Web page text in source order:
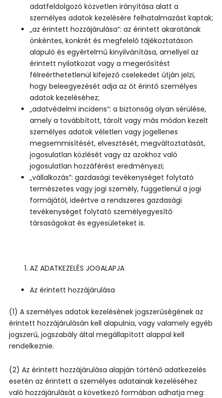
adatfeldolgozó közvetlen irányítása alatt a
személyes adatok kezelésére felhatalmazást kaptak;
„az érintett hozzájárulása”: az érintett akaratának
önkéntes, konkrét és megfelelő tájékoztatáson
alapuló és egyértelmű kinyilvánítása, amellyel az
érintett nyilatkozat vagy a megerősítést
félreérthetetlenül kifejező cselekedet útján jelzi,
hogy beleegyezését adja az őt érintő személyes
adatok kezeléséhez;
„adatvédelmi incidens”: a biztonság olyan sérülése,
amely a továbbított, tárolt vagy más módon kezelt
személyes adatok véletlen vagy jogellenes
megsemmisítését, elvesztését, megváltoztatását,
jogosulatlan közlését vagy az azokhoz való
jogosulatlan hozzáférést eredményezi;
„vállalkozás”: gazdasági tevékenységet folytató
természetes vagy jogi személy, függetlenül a jogi
formájától, ideértve a rendszeres gazdasági
tevékenységet folytató személyegyesítő
társaságokat és egyesületeket is.
AZ ADATKEZELÉS JOGALAPJA
Az érintett hozzájárulása
(1) A személyes adatok kezelésének jogszerűségének az
érintett hozzájárulásán kell alapulnia, vagy valamely egyéb
jogszerű, jogszabály által megállapított alappal kell
rendelkeznie.
(2) Az érintett hozzájárulása alapján történő adatkezelés
esetén az érintett a személyes adatainak kezeléséhez
való hozzájárulását a következő formában adhatja meg: